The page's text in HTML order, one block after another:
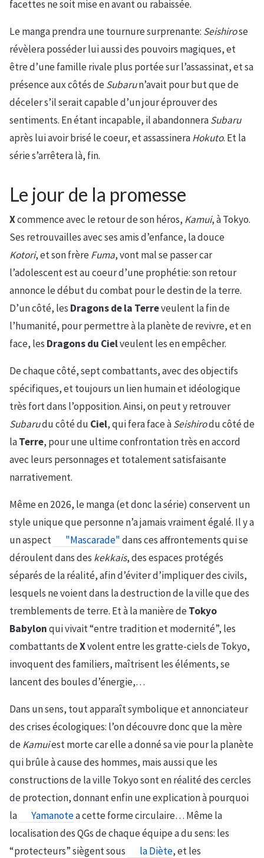
facettes ne soit mise en avant ou rabaissée.
Le manga prendra une tournure surprenante: Seishirose
révèlera posséder lui aussi des pouvoirs magiques, et
être d’une famille rivale plus portée sur l’assassinat, et sa
présence aux côtés deSubarun’avait pour but que de
déceler s’il serait capable d’un jour éprouver des
sentiments. En étant incapable, il abandonneraSubaru
après lui avoir brisé le coeur, et assassineraHokuto. Et la
série s’arrêtera là, fin.
Le jour de la promesse
Xcommence avec le retour de son héros, Kamui, à Tokyo.
Ses retrouvailles avec ses amis d’enfance, la douce
Kotori, et son frèreFuma, vont mal se passer car
l’adolescent est au coeur d’une prophétie: son retour
annonce le début du combat pour le destin de la terre.
D’un côté, les Dragons de la Terreveulent la fin de
l’humanité, pour permettre à la planète de revivre, et en
face, les Dragons du Cielveulent les en empêcher.
De chaque côté, sept combattants, avec des objectifs
spécifiques, et toujours un lien humain et idéologique
très fort dans l’opposition. Ainsi, on peut y retrouver
Subarudu côté du Ciel, qui fera face àSeishirodu côté de
laTerre, pour une ultime confrontation très en accord
avec leurs personnages et totalement satisfaisante
narrativement.
Même en 2026, le manga (et donc la série) conservent un
style unique que personne n’a jamais vraiment égalé. Il y a
un aspect
"Mascarade"dans ces affrontements qui se
déroulent dans des kekkais, des espaces protégés
séparés de la réalité, afin d’éviter d’impliquer des civils,
lesquels ne voient dans la destruction de la ville que des
tremblements de terre. Et à la manière deTokyo
Babylonqui vivait “entre tradition et modernité”, les
combattants deXvolent entre les gratte-ciels de Tokyo,
invoquent des familiers, maîtrisent les éléments, se
lancent des boules d’énergie,…
Dans un sens, tout apparaît symbolique et annonciateur
des crises écologiques: l’on découvre donc que la mère
deKamuiest morte car elle a donné sa vie pour la planète
qui brûle à cause des hommes, mais aussi que les
constructions de la ville Tokyo sont en réalité des cercles
de protection, donnant enfin une explication à pourquoi
la
Yamanotea cette forme circulaire… Même la
localisation des QGs de chaque équipe a du sens: les
“protecteurs” siègent sous
la Diète, et les